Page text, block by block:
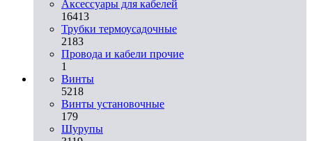
Аксессуары для кабелей
16413
Трубки термоусадочные
2183
Провода и кабели прочие
1
Винты
5218
Винты установочные
179
Шурупы